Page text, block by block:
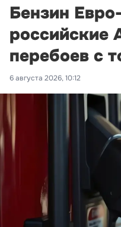
Бензин
российские
перебоев с
6 августа 2026, 10:12